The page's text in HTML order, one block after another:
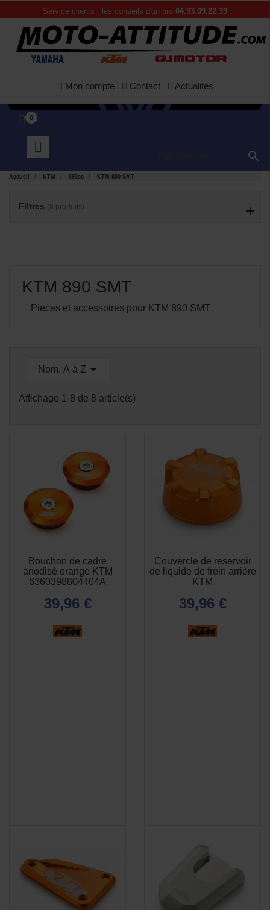
Service clients : les conseils d'un pro 04.93.09.22.39
Mon compte Contact Actualités
0

Accueil KTM 890cc KTM 890 SMT
Filtres (8 produits)
KTM 890 SMT
Pieces et accessoires pour KTM 890 SMT
Nom, A à Z 
Affichage 1-8 de 8 article(s)
APERÇU
Bouchon de cadre
anodisé orange KTM
6360398804404A
39,96 €
APERÇU
Couvercle de reservoir
de liquide de frein arrière
KTM
39,96 €
APERÇU
RAPIDE
APERÇU
RAPIDE